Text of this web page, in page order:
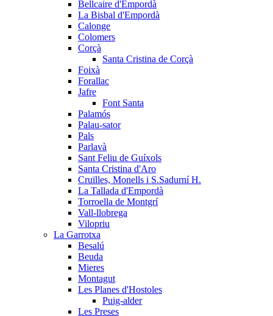
Bellcaire d'Empordà
La Bisbal d'Empordà
Calonge
Colomers
Corçà
Santa Cristina de Corçà
Foixà
Forallac
Jafre
Font Santa
Palamós
Palau-sator
Pals
Parlavà
Sant Feliu de Guíxols
Santa Cristina d'Aro
Cruïlles, Monells i S.Sadurní H.
La Tallada d'Empordà
Torroella de Montgrí
Vall-llobrega
Vilopriu
La Garrotxa
Besalú
Beuda
Mieres
Montagut
Les Planes d'Hostoles
Puig-alder
Les Preses